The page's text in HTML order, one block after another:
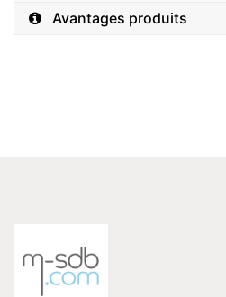
Avantages produits